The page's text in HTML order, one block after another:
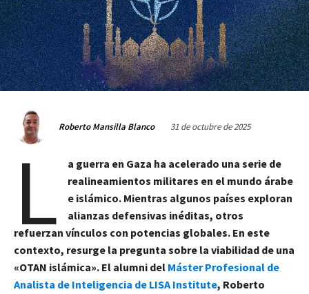
Roberto Mansilla Blanco 31 de octubre de 2025
L
a guerra en Gaza ha acelerado una serie de
realineamientos militares en el mundo árabe
e islámico. Mientras algunos países exploran
alianzas defensivas inéditas, otros
refuerzan vínculos con potencias globales. En este
contexto, resurge la pregunta sobre la viabilidad de una
«OTAN islámica». El alumni del Máster Profesional de
Analista de Inteligencia de LISA Institute, Roberto